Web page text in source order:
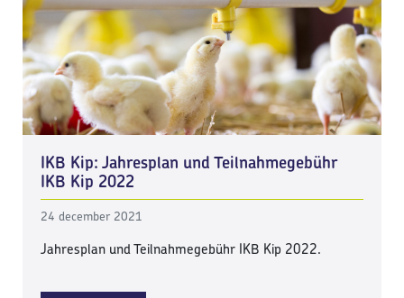
IKB Kip: Jahresplan und Teilnahmegebühr
IKB Kip 2022
24 december 2021
Jahresplan und Teilnahmegebühr IKB Kip 2022.